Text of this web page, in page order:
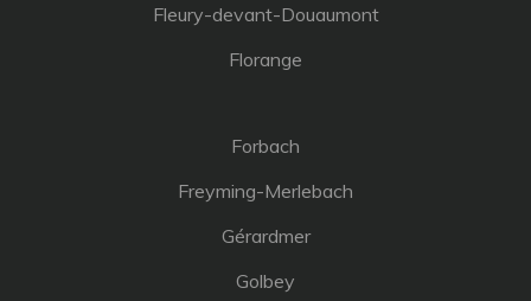
Fleury-devant-Douaumont
Florange
Forbach
Freyming-Merlebach
Gérardmer
Golbey